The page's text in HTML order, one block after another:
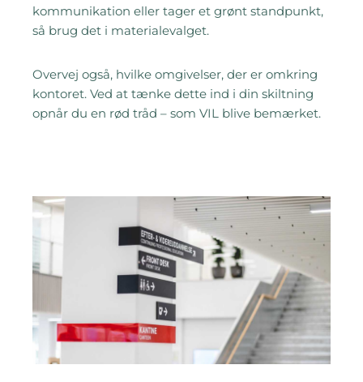
kommunikation eller tager et grønt standpunkt,
så brug det i materialevalget.
Overvej også, hvilke omgivelser, der er omkring
kontoret. Ved at tænke dette ind i din skiltning
opnår du en rød tråd – som VIL blive bemærket.